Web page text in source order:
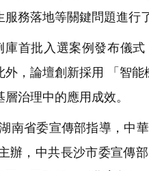
務落地等關鍵問題進行
首批入選案例發布儀
，論壇創新採用 「智
治理中的應用成效。
省委宣傳部指導，中
辦，中共長沙市委宣傳